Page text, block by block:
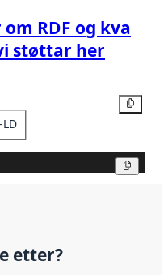
RDF og kva
støttar her
LD
etter?